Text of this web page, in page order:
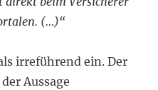
(…)“
irreführend ein. Der
Aussage